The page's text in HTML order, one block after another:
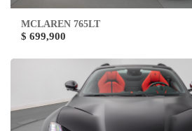
MCLAREN 765LT
$ 699,900